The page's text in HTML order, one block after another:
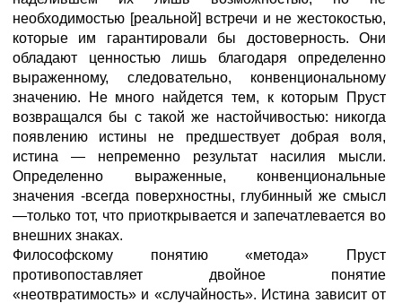
необходимостью [реальной] встречи и не жестокостью,
которые им гарантировали бы достоверность. Они
обладают ценностью лишь благодаря определенно
выраженному, следовательно, конвенциональному
значению. Не много найдется тем, к которым Пруст
возвращался бы с такой же настойчивостью: никогда
появлению истины не предшествует добрая воля,
истина — непременно результат насилия мысли.
Определенно выраженные, конвенциональные
значения -всегда поверхностны, глубинный же смысл
—только тот, что приоткрывается и запечатлевается во
внешних знаках.
Философскому понятию «метода» Пруст
противопоставляет двойное понятие
«неотвратимость» и «случайность». Истина зависит от